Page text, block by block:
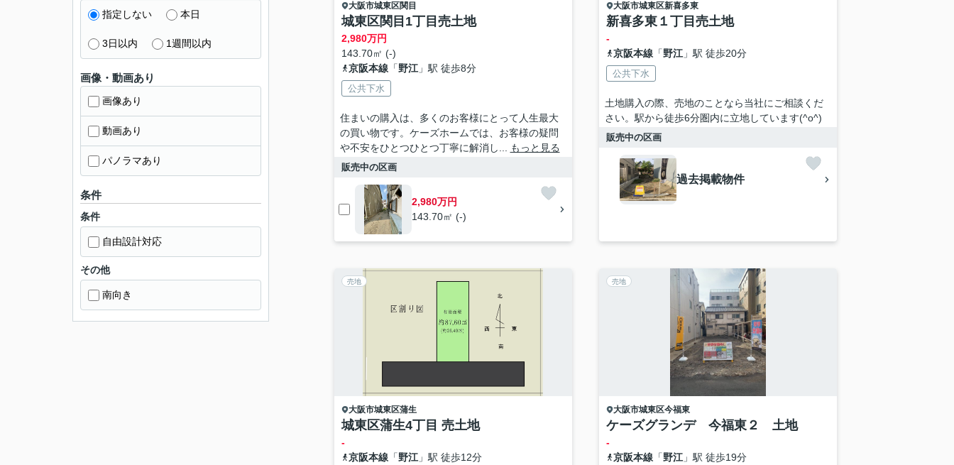
大阪市城東区関目
城東区関目1丁目売土地
2,980万円
143.70㎡ (-)
京阪本線「野江」駅 徒歩8分
公共下水
住まいの購入は、多くのお客様にとって人生最大
の買い物です。ケーズホームでは、お客様の疑問
や不安をひとつひとつ丁寧に解消し...
もっと見る
販売中の区画
2,980万円
143.70㎡ (-)
大阪市城東区新喜多東
新喜多東１丁目売土地
-
京阪本線「野江」駅 徒歩20分
公共下水
土地購入の際、売地のことなら当社にご相談くだ
さい。駅から徒歩6分圏内に立地しています(^o^)
販売中の区画
過去掲載物件
売地
大阪市城東区蒲生
城東区蒲生4丁目 売土地
-
京阪本線「野江」駅 徒歩12分
売地
大阪市城東区今福東
ケーズグランデ 今福東２ 土地
-
京阪本線「野江」駅 徒歩19分
指定しない 本日
3日以内 1週間以内
画像・動画あり
画像あり
動画あり
パノラマあり
条件
条件
自由設計対応
その他
南向き